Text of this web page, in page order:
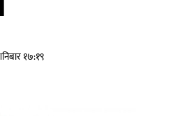
१७:१९